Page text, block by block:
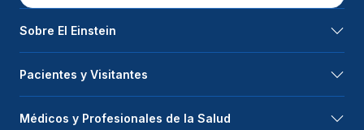
Sobre El Einstein
Pacientes y Visitantes
Médicos y Profesionales de la Salud